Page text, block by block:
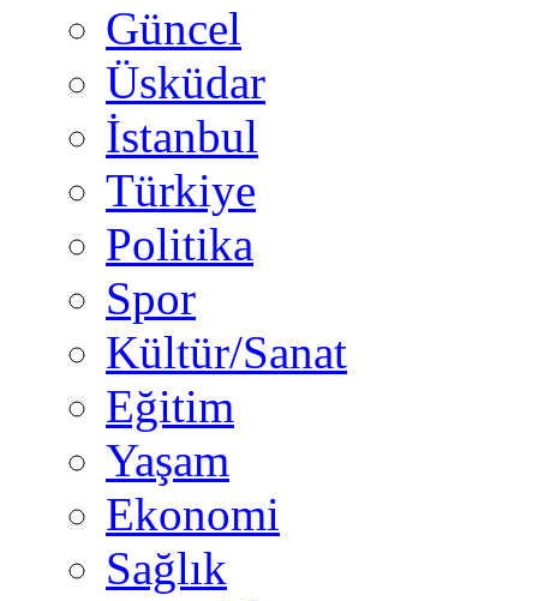
Güncel
Üsküdar
İstanbul
Türkiye
Politika
Spor
Kültür/Sanat
Eğitim
Yaşam
Ekonomi
Sağlık